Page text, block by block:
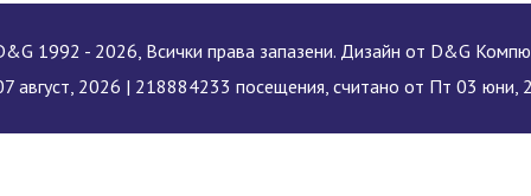
1992 - 2026, Всички права запазени. Дизайн от D&G
август, 2026 | 218884233 посещения, считано от Пт 03 юни,